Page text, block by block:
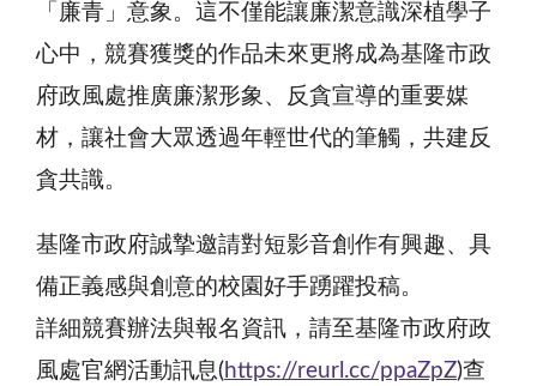
「廉青」意象。這不僅能讓廉潔意識深植學子
心中，競賽獲獎的作品未來更將成為基隆市政
府政風處推廣廉潔形象、反貪宣導的重要媒
材，讓社會大眾透過年輕世代的筆觸，共建反
貪共識。
基隆市政府誠摯邀請對短影音創作有興趣、具
備正義感與創意的校園好手踴躍投稿。
詳細競賽辦法與報名資訊，請至基隆市政府政
風處官網活動訊息( https://reurl.cc/ppaZpZ)查